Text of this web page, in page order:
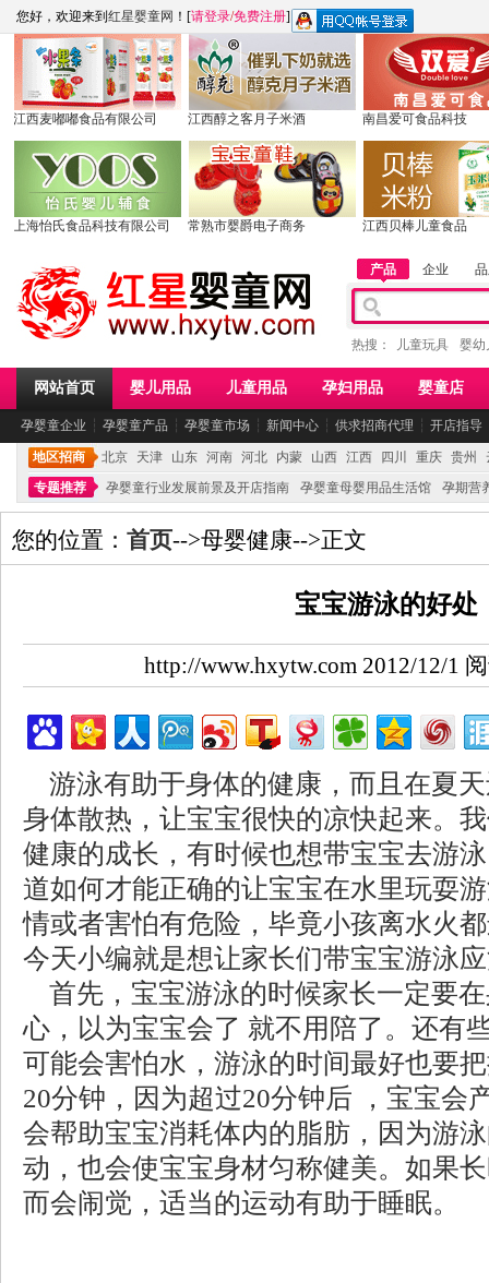
您好，欢迎来到 红星婴童网 ！[请登录/免费注册]
江西麦嘟嘟食品有限公司 江西醇之客月子米酒 南昌爱可食品科技
上海怡氏食品科技有限公司 常熟市婴爵电子商务 江西贝棒儿童食品
产品 企业
热搜： 儿童玩具 婴幼
网站首页 婴儿用品 儿童用品 孕妇用品 婴童店
孕婴童企业 ┆ 孕婴童产品 ┆ 孕婴童市场 ┆ 新闻中心 ┆ 供求招商代理 ┆ 开店指导
地区招商 北京 天津 山东 河南 河北 内蒙 山西 江西 四川 重庆 贵州
专题推荐
孕婴童行业发展前景及开店指南 孕婴童母婴用品生活馆 孕期营
您的位置： 首页-->母婴健康-->正文
宝宝游泳的好处
http://www.hxytw.com 2012/12/1
游泳有助于身体的健康，而且在夏
身体散热，让宝宝很快的凉快起来。
健康的成长，有时候也想带宝宝去游
道如何才能正确的让宝宝在水里玩耍
情或者害怕有危险，毕竟小孩离水火
今天小编就是想让家长们带宝宝游泳
首先，宝宝游泳的时候家长一定要
心，以为宝宝会了 就不用陪了。还有
可能会害怕水，游泳的时间最好也要
20分钟，因为超过20分钟后 ，宝宝会
会帮助宝宝消耗体内的脂肪，因为游
动，也会使宝宝身材匀称健美。如果
而会闹觉，适当的运动有助于睡眠。